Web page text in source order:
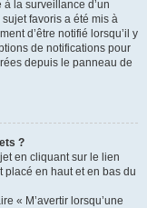
la surveillance d’un
favoris a été mis à
d’être notifié lorsqu’il y
de notifications pour
depuis le panneau de
?
en cliquant sur le lien
placé en haut et en bas du
« M’avertir lorsqu’une